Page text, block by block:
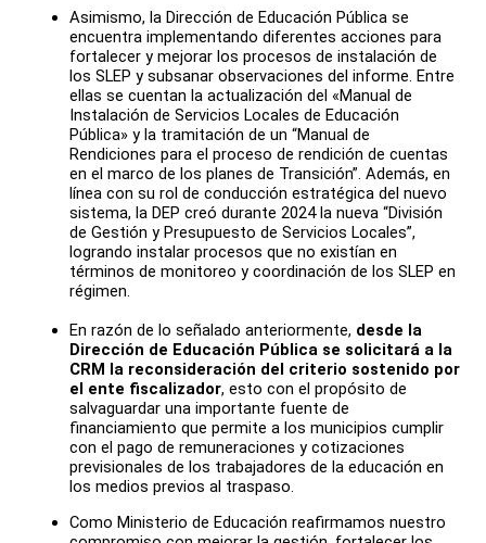
Asimismo, la Dirección de Educación Pública se
encuentra implementando diferentes acciones para
fortalecer y mejorar los procesos de instalación de
los SLEP y subsanar observaciones del informe. Entre
ellas se cuentan la actualización del «Manual de
Instalación de Servicios Locales de Educación
Pública» y la tramitación de un “Manual de
Rendiciones para el proceso de rendición de cuentas
en el marco de los planes de Transición”. Además, en
línea con su rol de conducción estratégica del nuevo
sistema, la DEP creó durante 2024 la nueva “División
de Gestión y Presupuesto de Servicios Locales”,
logrando instalar procesos que no existían en
términos de monitoreo y coordinación de los SLEP en
régimen.
En razón de lo señalado anteriormente, desde la
Dirección de Educación Pública se solicitará a la
CRM la reconsideración del criterio sostenido por
el ente fiscalizador, esto con el propósito de
salvaguardar una importante fuente de
financiamiento que permite a los municipios cumplir
con el pago de remuneraciones y cotizaciones
previsionales de los trabajadores de la educación en
los medios previos al traspaso.
Como Ministerio de Educación reafirmamos nuestro